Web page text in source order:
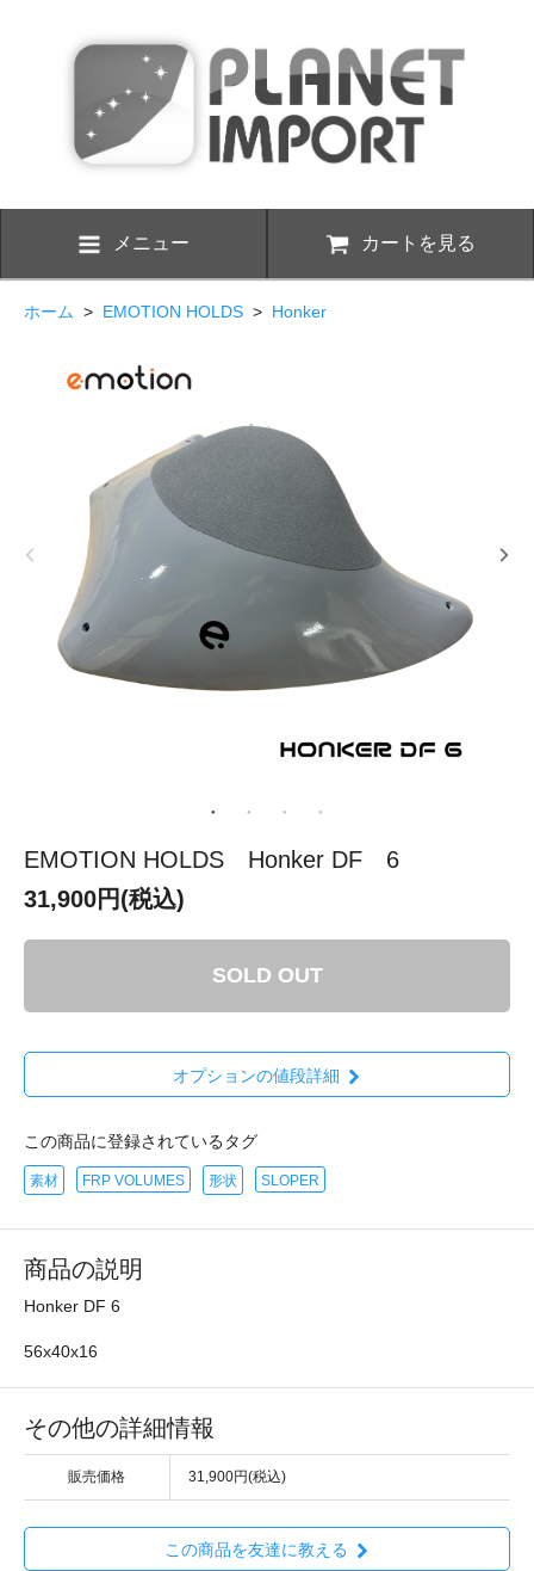
メニュー カートを見る
ホーム > EMOTION HOLDS > Honker
EMOTION HOLDS Honker DF 6
31,900円(税込)
SOLD OUT
オプションの値段詳細
この商品に登録されているタグ
素材 FRP VOLUMES 形状 SLOPER
商品の説明
Honker DF 6
56x40x16
その他の詳細情報
販売価格 31,900円(税込)
この商品を友達に教える